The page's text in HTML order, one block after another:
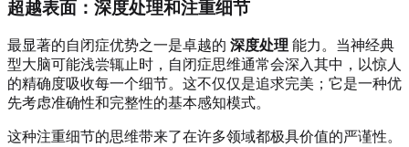
超越表面：深度处理和注重细节
最显著的自闭症优势之一是卓越的 深度处理 能力。当神经典
型大脑可能浅尝辄止时，自闭症思维通常会深入其中，以惊人
的精确度吸收每一个细节。这不仅仅是追求完美；它是一种优
先考虑准确性和完整性的基本感知模式。
这种注重细节的思维带来了在许多领域都极具价值的严谨性。